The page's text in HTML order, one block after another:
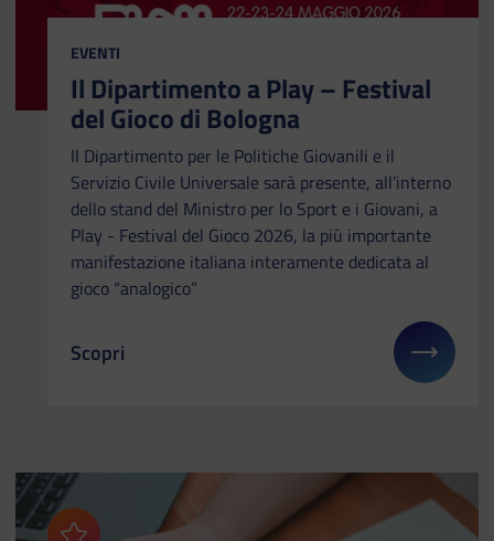
CATEGORIA:
EVENTI
Il Dipartimento a Play – Festival
del Gioco di Bologna
Il Dipartimento per le Politiche Giovanili e il
Servizio Civile Universale sarà presente, all’interno
dello stand del Ministro per lo Sport e i Giovani, a
Play - Festival del Gioco 2026, la più importante
manifestazione italiana interamente dedicata al
gioco “analogico”
Il link ti porterà ad avere maggiori dettagli su: Il
Scopri